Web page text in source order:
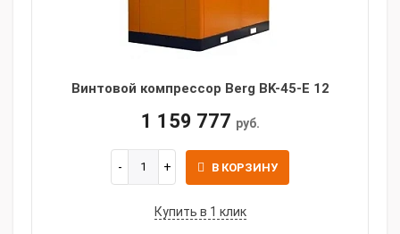
Винтовой компрессор Berg BK-45-E 12
1 159 777 руб.
В КОРЗИНУ
Купить в 1 клик